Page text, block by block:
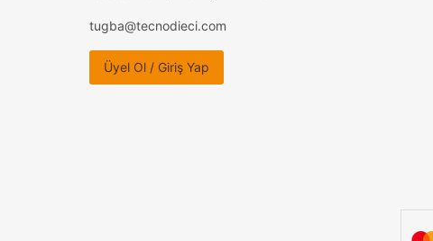
tugba@tecnodieci.com
Üyel Ol / Giriş Yap